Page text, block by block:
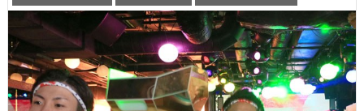
髪型・髪色自由 服装自由 交通費支給